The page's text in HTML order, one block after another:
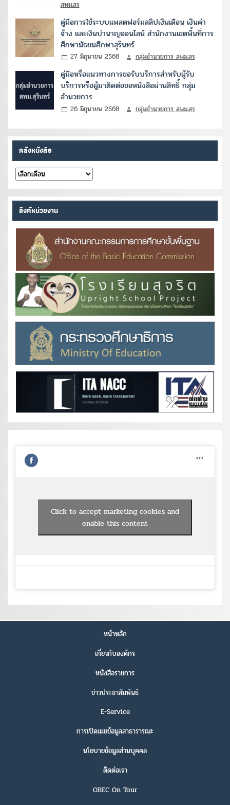
สพม.สร
คู่มือการใช้ระบบแพลตฟอร์มสลิปเงินเดือน เงินค่า
จ้าง และเงินบำนาญออนไลน์ สำนักงานเขตพื้นที่การ
ศึกษามัธยมศึกษาสุรินทร์
27 มิถุนายน 2568 กลุ่มอำนวยการ สพม.สร
คู่มือหรือแนวทางการขอรับบริการสำหรับผู้รับ
บริการหรือผู้มาติดต่อขอหนังสือผ่านสิทธิ์ กลุ่ม
อำนวยการ
26 มิถุนายน 2568 กลุ่มอำนวยการ สพม.สร
คลังหนังสือ
คลัง
หนังสือ
ลิงค์หน่วยงาน
Click to accept marketing cookies and
enable this content
หน้าหลัก
เกี่ยวกับองค์กร
หนังสือราชการ
ข่าวประชาสัมพันธ์
E-Service
การเปิดเผยข้อมูลสาธารารณะ
นโยบายข้อมูลส่วนบุคคล
ติดต่อเรา
OBEC On Tour